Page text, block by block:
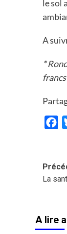
le sol
A
*
La
A lire